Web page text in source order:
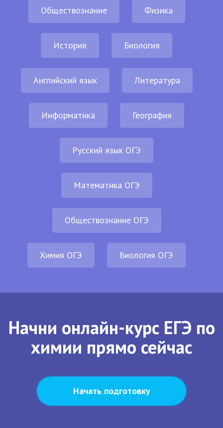
Обществознание Физика
История Биология
Английский язык Литература
Информатика География
Русский язык ОГЭ
Математика ОГЭ
Обществознание ОГЭ
Химия ОГЭ Биология ОГЭ
Начни онлайн-курс ЕГЭ по
химии прямо сейчас
Начать подготовку